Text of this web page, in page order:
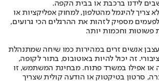
לידנו ברכבת או בבית הקפה.
צריך להיגמל מהטלפון, למחוק אפליקציות או
לפעמים מספיק לזהות את ההרגלים הכי גרועים,
פשוטות וחכמות יותר.
אנשים זרים במהירות כמו שיחה שמתנהלת
זה יכול להיות באוטובוס, בתור לקופה,
אפילו במשרד פתוח. מבחינת המשתמש, זו
סרטון בטיקטוק או הודעה קולית שצריך